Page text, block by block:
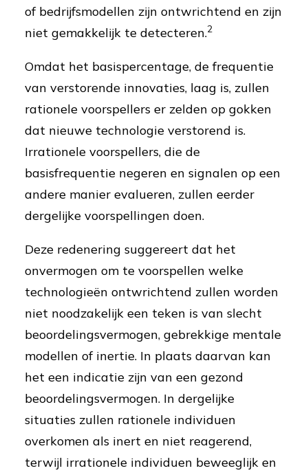
of bedrijfsmodellen zijn ontwrichtend en zijn
niet gemakkelijk te detecteren.2
Omdat het basispercentage, de frequentie
van verstorende innovaties, laag is, zullen
rationele voorspellers er zelden op gokken
dat nieuwe technologie verstorend is.
Irrationele voorspellers, die de
basisfrequentie negeren en signalen op een
andere manier evalueren, zullen eerder
dergelijke voorspellingen doen.
Deze redenering suggereert dat het
onvermogen om te voorspellen welke
technologieën ontwrichtend zullen worden
niet noodzakelijk een teken is van slecht
beoordelingsvermogen, gebrekkige mentale
modellen of inertie. In plaats daarvan kan
het een indicatie zijn van een gezond
beoordelingsvermogen. In dergelijke
situaties zullen rationele individuen
overkomen als inert en niet reagerend,
terwijl irrationele individuen beweeglijk en